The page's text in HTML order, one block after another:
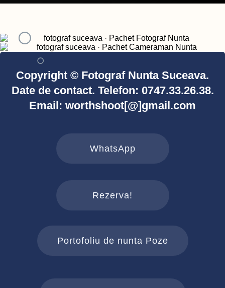
Copyright © Fotograf Nunta Suceava.
Date de contact. Telefon: 0747.33.26.38.
Email: worthshoot[@]gmail.com
WhatsApp
Rezerva!
Portofoliu de nunta Poze